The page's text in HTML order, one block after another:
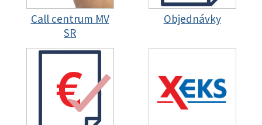
Call centrum MV
SR
Objednávky